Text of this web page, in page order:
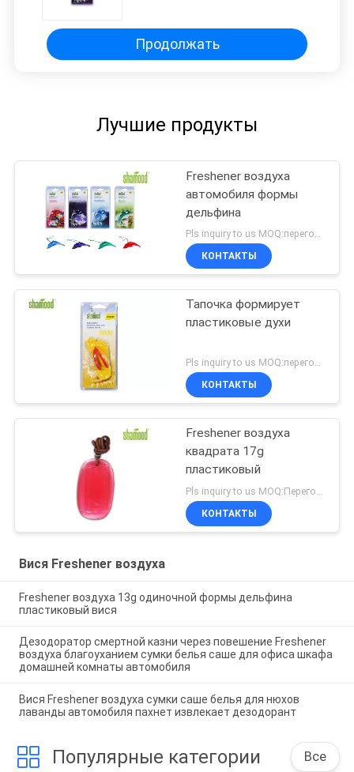
Продолжать
Лучшие продукты
Freshener воздуха
автомобиля формы
дельфина
Pls inquiry to us MOQ:переговоров
КОНТАКТЫ
Тапочка формирует
пластиковые духи
Pls inquiry to us MOQ:переговоров
КОНТАКТЫ
Freshener воздуха
квадрата 17g
пластиковый
КОНТАКТЫ
Вися Freshener воздуха
Freshener воздуха 13g одиночной формы дельфина
пластиковый вися
Дезодоратор смертной казни через повешение Freshener
воздуха благоуханием сумки белья саше для офиса шкафа
домашней комнаты автомобиля
Вися Freshener воздуха сумки саше белья для нюхов
лаванды автомобиля пахнет извлекает дезодорант
Популярные категории Все